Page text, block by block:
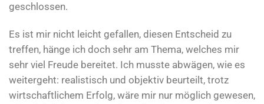
geschlossen.
Es ist mir nicht leicht gefallen, diesen Entscheid zu
treffen, hänge ich doch sehr am Thema, welches mir
sehr viel Freude bereitet. Ich musste abwägen, wie es
weitergeht: realistisch und objektiv beurteilt, trotz
wirtschaftlichem Erfolg, wäre mir nur möglich gewesen,